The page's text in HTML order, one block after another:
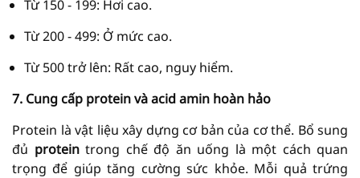
Từ 150 - 199: Hơi cao.
Từ 200 - 499: Ở mức cao.
Từ 500 trở lên: Rất cao, nguy hiểm.
7. Cung cấp protein và acid amin hoàn hảo
Protein là vật liệu xây dựng cơ bản của cơ thể. Bổ sung
đủ proteintrong chế độ ăn uống là một cách quan
trọng để giúp tăng cường sức khỏe. Mỗi quả trứng